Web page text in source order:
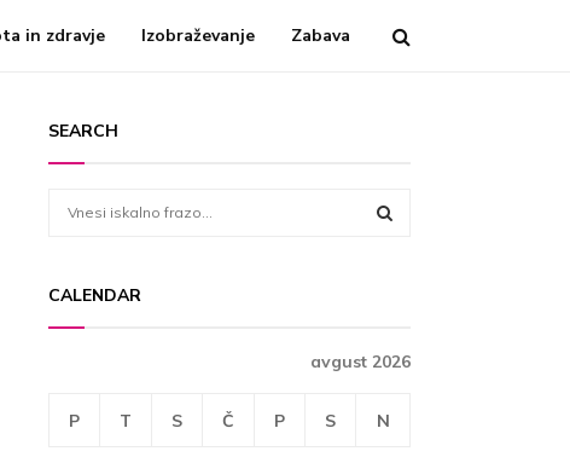
in zdravje Izobraževanje Zabava
SEARCH
c
h
A
CALENDAR
avgust 2026
P T S Č P S N